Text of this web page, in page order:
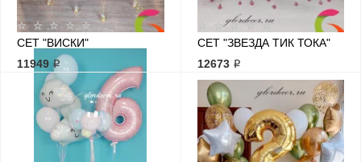
СЕТ "ВИСКИ"
11949 ₽
СЕТ "ЗВЕЗДА ТИК ТОКА"
12673 ₽